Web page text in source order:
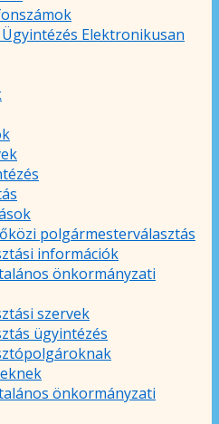
Elektronikusan
polgármesterválasztás
információk
önkormányzati
szervek
ügyintézés
önkormányzati